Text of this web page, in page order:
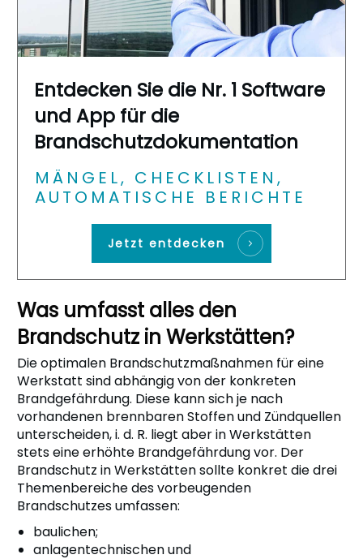
Entdecken Sie die Nr. 1 Software
und App für die
Brandschutzdokumentation
MÄNGEL, CHECKLISTEN,
AUTOMATISCHE BERICHTE
Jetzt entdecken
Was umfasst alles den
Brandschutz in Werkstätten?
Die optimalen Brandschutzmaßnahmen für eine
Werkstatt sind abhängig von der konkreten
Brandgefährdung. Diese kann sich je nach
vorhandenen brennbaren Stoffen und Zündquellen
unterscheiden, i. d. R. liegt aber in Werkstätten
stets eine erhöhte Brandgefährdung vor. Der
Brandschutz in Werkstätten sollte konkret die drei
Themenbereiche des vorbeugenden
Brandschutzes umfassen:
baulichen;
anlagentechnischen und